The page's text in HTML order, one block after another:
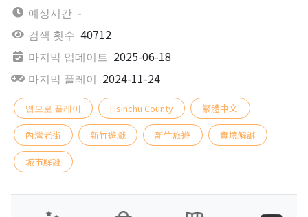
예상시간 -
검색 횟수 40712
마지막 업데이트 2025-06-18
마지막 플레이 2024-11-24
앱으로 플레이 Hsinchu County 繁體中文
內灣老街 新竹遊戲 新竹旅遊 實境解謎
城市解謎